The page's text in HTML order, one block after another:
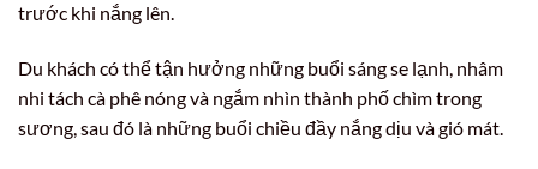
trước khi nắng lên.
Du khách có thể tận hưởng những buổi sáng se lạnh, nhâm
nhi tách cà phê nóng và ngắm nhìn thành phố chìm trong
sương, sau đó là những buổi chiều đầy nắng dịu và gió mát.